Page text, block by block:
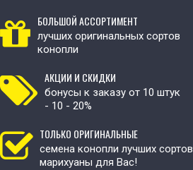
БОЛЬШОЙ АССОРТИМЕНТ
лучших оригинальных сортов
конопли
АКЦИИ И СКИДКИ
бонусы к заказу от 10 штук
- 10 - 20%
ТОЛЬКО ОРИГИНАЛЬНЫЕ
семена конопли лучших сортов
марихуаны для Вас!